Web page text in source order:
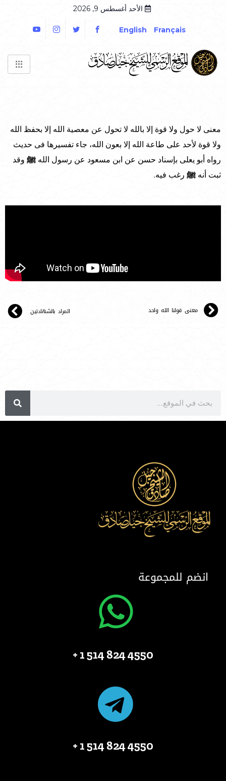
الأحد أغسطس 9, 2026
Français
English
معنى لا حول ولا قوة إلا بالله لا تحول عن معصية الله إلا بحفظ الله
ولا قوة لأحد على طاعة الله إلا بعون الله، جاء تفسيرها فى حديث
رواه أبو يعلى بإسناد حسن عن ابن مسعود عن رسول الله ﷺ وقد
ثبت أنه ﷺ رغب فيه.
معنى قولنا الله واحد المراد بالشهادتين
انضم للمجموعة
4550 824 514 1 +
4550 824 514 1 +